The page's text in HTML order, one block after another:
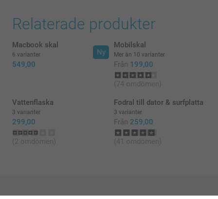
Relaterade produkter
Ny
Macbook skal
6 varianter
549,00
Mobilskal
Mer än 10 varianter
Från 199,00
(74 omdömen)
Vattenflaska
3 varianter
299,00
(2 omdömen)
Fodral till dator & surfplatta
3 varianter
Från 259,00
(41 omdömen)